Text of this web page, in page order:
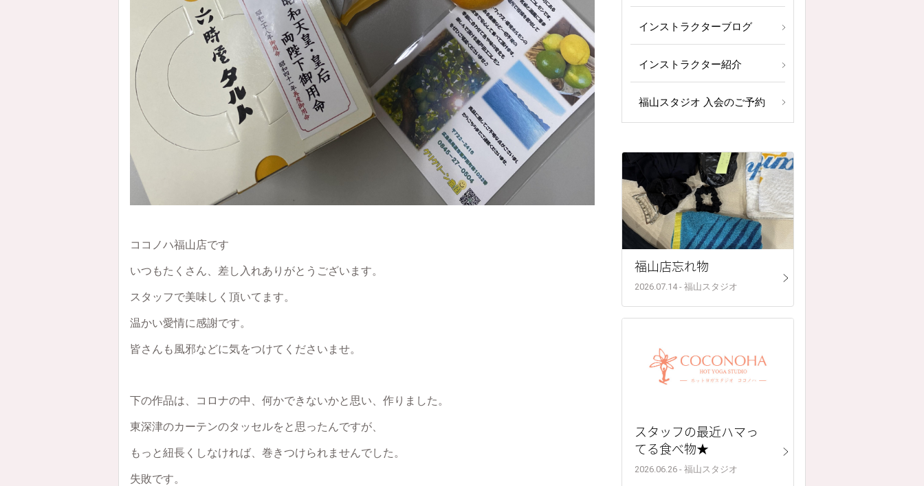
ココノハ福山店です
いつもたくさん、差し入れありがとうございます。
スタッフで美味しく頂いてます。
温かい愛情に感謝です。
皆さんも風邪などに気をつけてくださいませ。
下の作品は、コロナの中、何かできないかと思い、作りました。
東深津のカーテンのタッセルをと思ったんですが、
もっと紐長くしなければ、巻きつけられませんでした。
失敗です。
インストラクターブログ
インストラクター紹介
福山スタジオ 入会のご予約
福山店忘れ物
2026.07.14 - 福山スタジオ
スタッフの最近ハマっ
てる食べ物★
2026.06.26 - 福山スタジオ